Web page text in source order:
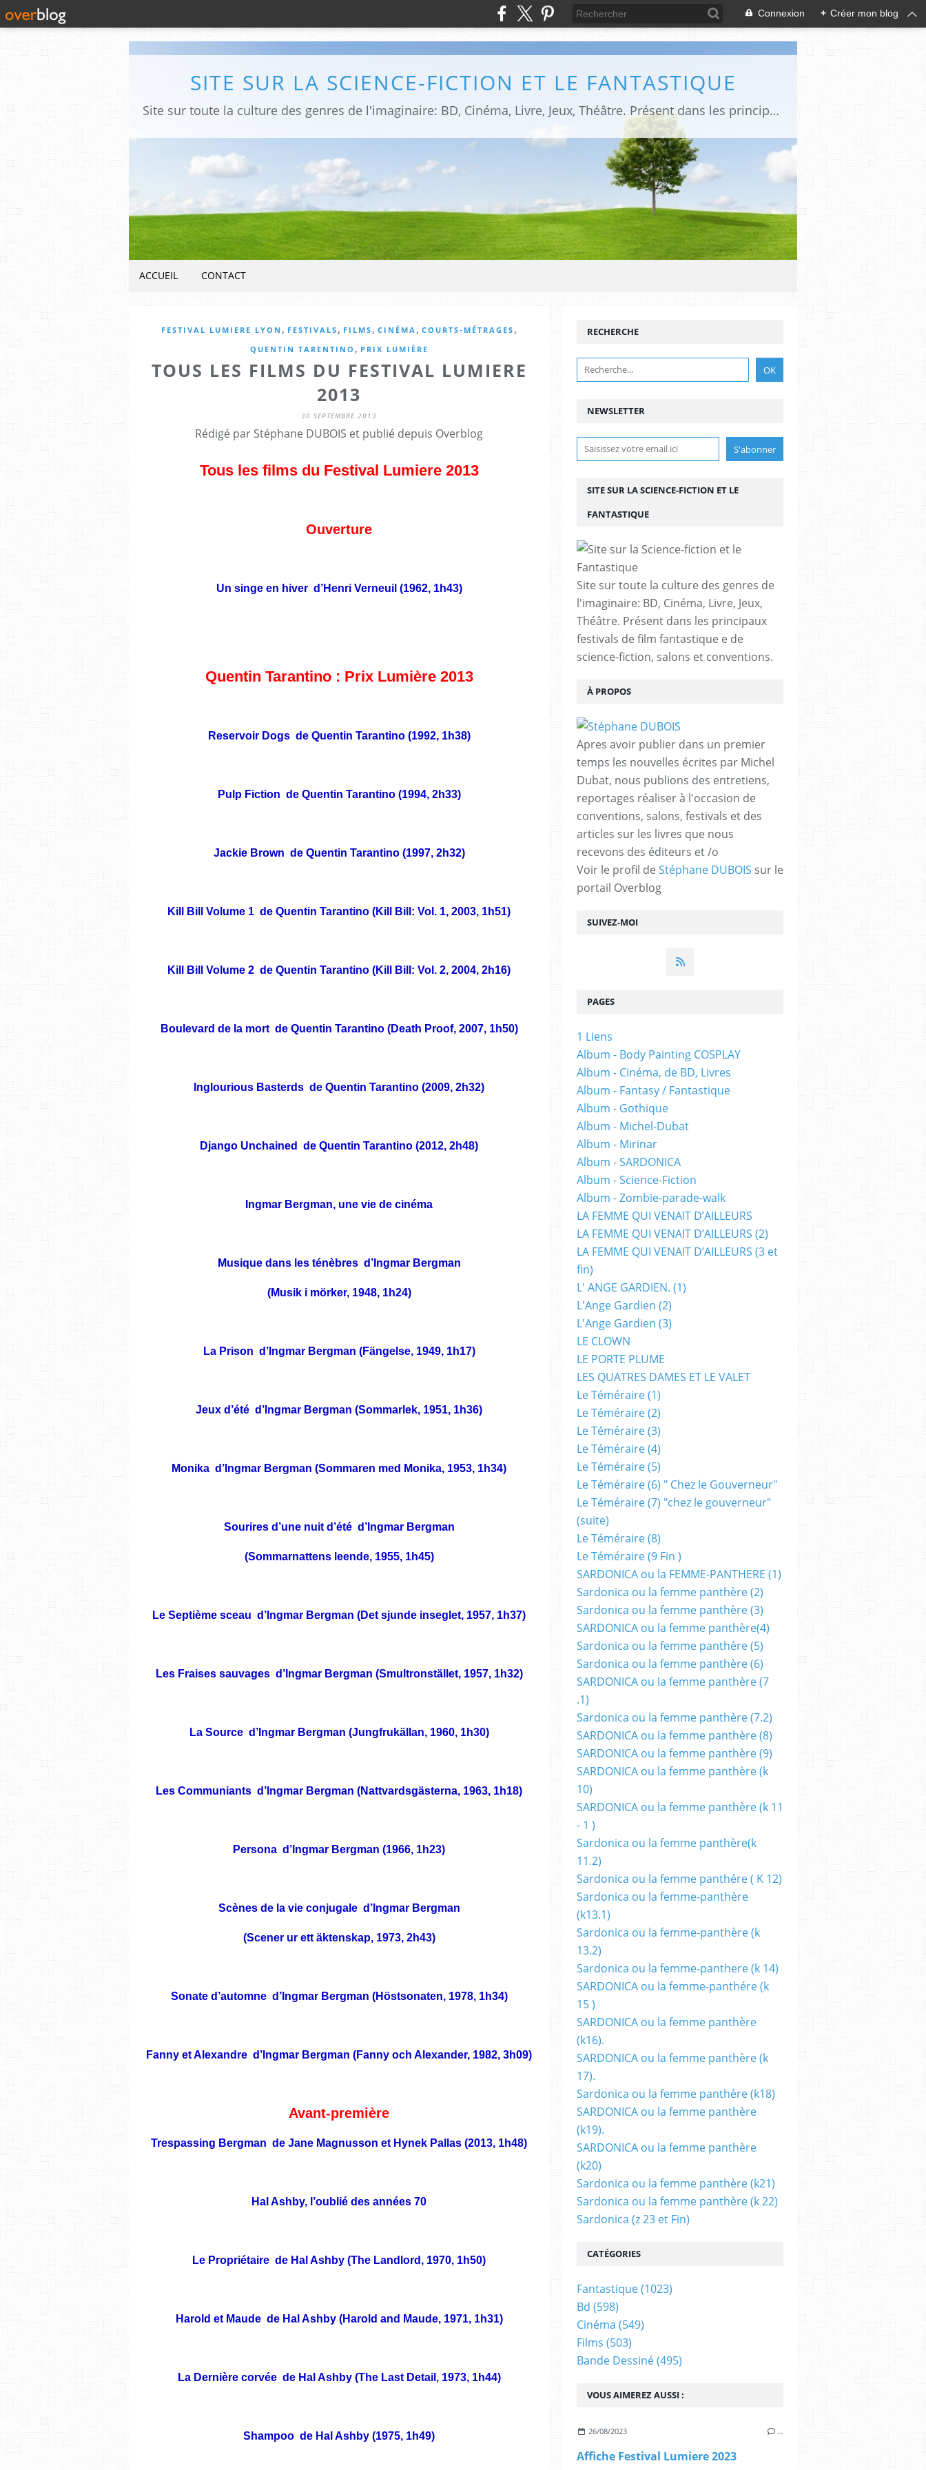
Connexion + Créer mon blog
SITE SUR LA SCIENCE-FICTION ET LE FANTASTIQUE
Site sur toute la culture des genres de l'imaginaire: BD, Cinéma, Livre, Jeux, Théâtre. Présent dans les principaux festivals de film fantastique e de science-fiction, salons et conventions.
ACCUEIL CONTACT
FESTIVAL LUMIERE LYON , FESTIVALS , FILMS , CINÉMA , COURTS-MÉTRAGES ,
QUENTIN TARENTINO , PRIX LUMIÈRE
TOUS LES FILMS DU FESTIVAL LUMIERE
2013
30 SEPTEMBRE 2013
Rédigé par Stéphane DUBOIS et publié depuis Overblog
Tous les films du Festival Lumiere 2013
Ouverture
Un singe en hiver d’Henri Verneuil (1962, 1h43)
Quentin Tarantino : Prix Lumière 2013
Reservoir Dogs de Quentin Tarantino (1992, 1h38)
Pulp Fiction de Quentin Tarantino (1994, 2h33)
Jackie Brown de Quentin Tarantino (1997, 2h32)
Kill Bill Volume 1 de Quentin Tarantino (Kill Bill: Vol. 1, 2003, 1h51)
Kill Bill Volume 2 de Quentin Tarantino (Kill Bill: Vol. 2, 2004, 2h16)
Boulevard de la mort de Quentin Tarantino (Death Proof, 2007, 1h50)
Inglourious Basterds de Quentin Tarantino (2009, 2h32)
Django Unchained de Quentin Tarantino (2012, 2h48)
Ingmar Bergman, une vie de cinéma
Musique dans les ténèbres d’Ingmar Bergman
(Musik i mörker, 1948, 1h24)
La Prison d’Ingmar Bergman (Fängelse, 1949, 1h17)
Jeux d’été d’Ingmar Bergman (Sommarlek, 1951, 1h36)
Monika d’Ingmar Bergman (Sommaren med Monika, 1953, 1h34)
Sourires d’une nuit d’été d’Ingmar Bergman
(Sommarnattens leende, 1955, 1h45)
Le Septième sceau d’Ingmar Bergman (Det sjunde inseglet, 1957, 1h37)
Les Fraises sauvages d’Ingmar Bergman (Smultronstället, 1957, 1h32)
La Source d’Ingmar Bergman (Jungfrukällan, 1960, 1h30)
Les Communiants d’Ingmar Bergman (Nattvardsgästerna, 1963, 1h18)
Persona d’Ingmar Bergman (1966, 1h23)
Scènes de la vie conjugale d’Ingmar Bergman
(Scener ur ett äktenskap, 1973, 2h43)
Sonate d’automne d’Ingmar Bergman (Höstsonaten, 1978, 1h34)
Fanny et Alexandre d’Ingmar Bergman (Fanny och Alexander, 1982, 3h09)
Avant-première
Trespassing Bergman de Jane Magnusson et Hynek Pallas (2013, 1h48)
Hal Ashby, l’oublié des années 70
Le Propriétaire de Hal Ashby (The Landlord, 1970, 1h50)
Harold et Maude de Hal Ashby (Harold and Maude, 1971, 1h31)
La Dernière corvée de Hal Ashby (The Last Detail, 1973, 1h44)
Shampoo de Hal Ashby (1975, 1h49)
NEWSLETTER
SUIVEZ-MOI
RECHERCHE
SITE SUR LA SCIENCE-FICTION ET LE
FANTASTIQUE
Site sur toute la culture des genres de
l'imaginaire: BD, Cinéma, Livre, Jeux,
Théâtre. Présent dans les principaux
festivals de film fantastique e de
science-fiction, salons et conventions.
À PROPOS
Apres avoir publier dans un premier
temps les nouvelles écrites par Michel
Dubat, nous publions des entretiens,
reportages réaliser à l'occasion de
conventions, salons, festivals et des
articles sur les livres que nous
recevons des éditeurs et /o
Voir le profil de Stéphane DUBOIS sur le
portail Overblog
VOUS AIMEREZ AUSSI :
26/08/2023 …
Affiche Festival Lumiere 2023
PAGES
1 Liens
Album - Body Painting COSPLAY
Album - Cinéma, de BD, Livres
Album - Fantasy / Fantastique
Album - Gothique
Album - Michel-Dubat
Album - Mirinar
Album - SARDONICA
Album - Science-Fiction
Album - Zombie-parade-walk
LA FEMME QUI VENAIT D’AILLEURS
LA FEMME QUI VENAIT D’AILLEURS (2)
LA FEMME QUI VENAIT D’AILLEURS (3 et
fin)
L' ANGE GARDIEN. (1)
L'Ange Gardien (2)
L'Ange Gardien (3)
LE CLOWN
LE PORTE PLUME
LES QUATRES DAMES ET LE VALET
Le Téméraire (1)
Le Téméraire (2)
Le Téméraire (3)
Le Téméraire (4)
Le Téméraire (5)
Le Téméraire (6) " Chez le Gouverneur"
Le Téméraire (7) "chez le gouverneur"
(suite)
Le Téméraire (8)
Le Téméraire (9 Fin )
SARDONICA ou la FEMME-PANTHERE (1)
Sardonica ou la femme panthère (2)
Sardonica ou la femme panthère (3)
SARDONICA ou la femme panthère(4)
Sardonica ou la femme panthère (5)
Sardonica ou la femme panthère (6)
SARDONICA ou la femme panthère (7
.1)
Sardonica ou la femme panthère (7.2)
SARDONICA ou la femme panthère (8)
SARDONICA ou la femme panthère (9)
SARDONICA ou la femme panthère (k
10)
SARDONICA ou la femme panthère (k 11
- 1 )
Sardonica ou la femme panthère(k
11.2)
Sardonica ou la femme panthére ( K 12)
Sardonica ou la femme-panthère
(k13.1)
Sardonica ou la femme-panthère (k
13.2)
Sardonica ou la femme-panthere (k 14)
SARDONICA ou la femme-panthére (k
15 )
SARDONICA ou la femme panthère
(k16).
SARDONICA ou la femme panthère (k
17).
Sardonica ou la femme panthère (k18)
SARDONICA ou la femme panthère
(k19).
SARDONICA ou la femme panthère
(k20)
Sardonica ou la femme panthère (k21)
Sardonica ou la femme panthère (k 22)
Sardonica (z 23 et Fin)
CATÉGORIES
Fantastique(1023)
Bd (598)
Cinéma (549)
Films (503)
Bande Dessiné(495)